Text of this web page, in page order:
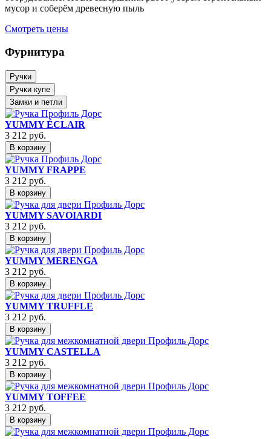
мусор и соберём древесную пыль
Смотреть цены
Фурнитура
Ручки
Ручки купе
Замки и петли
YUMMY ÉCLAIR
3 212 руб.
В корзину
YUMMY FRAPPE
3 212 руб.
В корзину
YUMMY SAVOIARDI
3 212 руб.
В корзину
YUMMY MERENGA
3 212 руб.
В корзину
YUMMY TRUFFLE
3 212 руб.
В корзину
YUMMY CASTELLA
3 212 руб.
В корзину
YUMMY TOFFEE
3 212 руб.
В корзину